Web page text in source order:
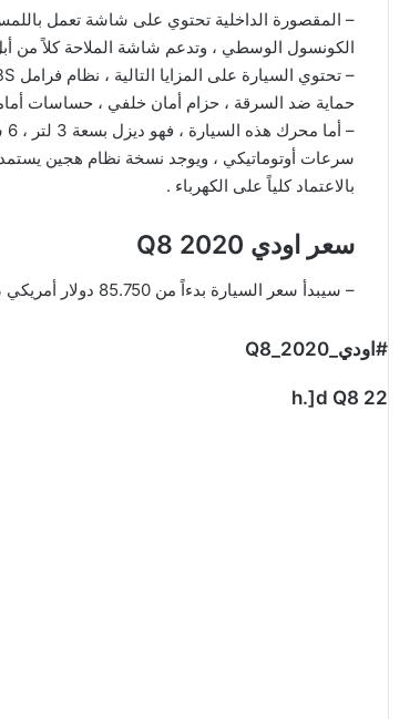
الكونسول الوسطي ، وتدعم شاشة الملاحة كلاً من أبل
حماية ضد السرقة ، حزام أمان خلفي ، حساسات
بالاعتماد كلياً على الكهرباء .
سعر اودي Q8 2020
– سيبدأ سعر السيارة بدءاً من 85.750 دولار أمريكي ، أي ما يعادل 321.650 ريال سعودي .
#اودي_Q8_2020
h.]d Q8 22